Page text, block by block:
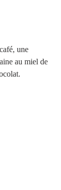
une
au miel de